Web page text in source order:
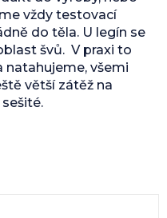
vždy testovací
do těla. U legín se
švů. V praxi to
natahujeme, všemi
větší zátěž na